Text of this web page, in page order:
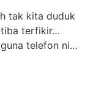
tak kita duduk
tiba terfikir…
telefon ni…